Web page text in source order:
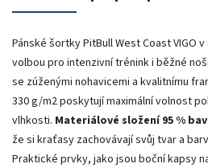
Pánské šortky PitBull West Coast VIGO
volbou pro intenzivní trénink i běžné
se zúženými nohavicemi a kvalitnímu
330 g/m2 poskytují maximální volnost
vlhkosti. Materiálové složení 95 %
že si kraťasy zachovávají svůj tvar a
Praktické prvky, jako jsou boční kapsy